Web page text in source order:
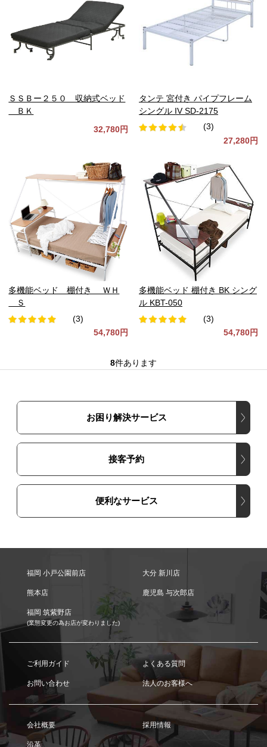
ＳＳＢー２５０ 収納式ベッド
ＢＫ
32,780円
タンテ 宮付き パイプフレーム
シングル IV SD-2175
(3)
27,280円
多機能ベッド 棚付き ＷＨ
Ｓ
(3)
54,780円
多機能ベッド 棚付き BK シング
ル KBT-050
(3)
54,780円
8件あります
お困り解決サービス
接客予約
便利なサービス
福岡 小戸公園前店 大分 新川店
熊本店 鹿児島 与次郎店
福岡 筑紫野店
(業態変更の為お店が変わりました)
ご利用ガイド よくある質問
お問い合わせ 法人のお客様へ
会社概要 採用情報
沿革